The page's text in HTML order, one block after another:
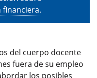
financiera.
del cuerpo docente
fuera de su empleo
los posibles